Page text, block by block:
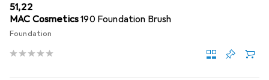
EUR
51,22
MAC Cosmetics190 Foundation Brush
Foundation